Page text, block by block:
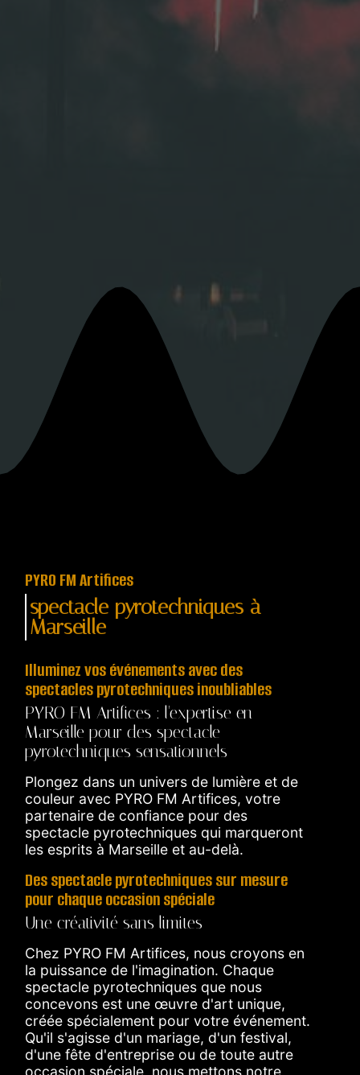
PYRO FM Artifices
spectacle pyrotechniques à
Marseille
Illuminez vos événements avec des
spectacles pyrotechniques inoubliables
PYRO FM Artifices : l'expertise en
Marseille pour des spectacle
pyrotechniques sensationnels
Plongez dans un univers de lumière et de
couleur avec PYRO FM Artifices, votre
partenaire de confiance pour des
spectacle pyrotechniques qui marqueront
les esprits à Marseille et au-delà.
Des spectacle pyrotechniques sur mesure
pour chaque occasion spéciale
Une créativité sans limites
Chez PYRO FM Artifices, nous croyons en
la puissance de l'imagination. Chaque
spectacle pyrotechniques que nous
concevons est une œuvre d'art unique,
créée spécialement pour votre événement.
Qu'il s'agisse d'un mariage, d'un festival,
d'une fête d'entreprise ou de toute autre
occasion spéciale, nous mettons notre